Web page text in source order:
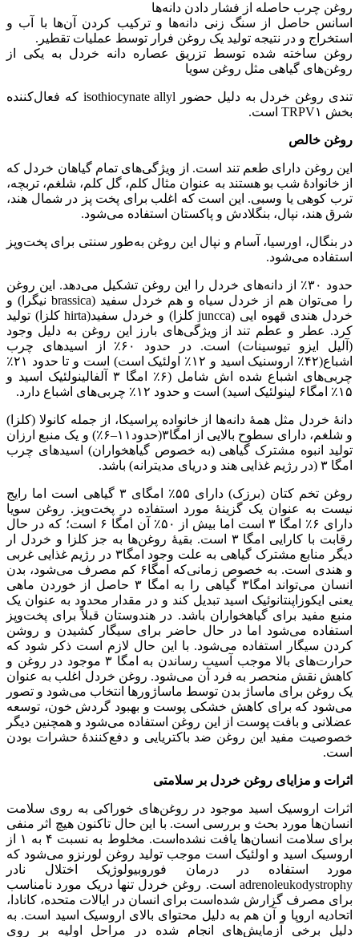
روغن چرب حاصله از فشار دادن دانه‌ها
اسانس حاصل از سنگ زنی دانه‌ها و ترکیب کردن آن‌ها با آب و
استخراج و در نتیجه تولید یک روغن فرار توسط عملیات تقطیر.
روغن ساخته شده توسط تزریق عصاره دانه خردل به یکی از
روغن‌های گیاهی مثل روغن سویا
تندی روغن خردل به دلیل حضور isothiocynate allyl که فعال‌کننده
بخش TRPV۱ است.
روغن خالص
این روغن دارای طعم تند است. از ویژگی‌های تمام گیاهان خردل که
از خانوادهٔ شب بو هستند به عنوان مثال کلم، گل کلم، شلغم، تربچه،
ترب کوهی یا وسبی. این است که اغلب برای پخت پز در شمال هند،
شرق هند، نپال، بنگلادش و پاکستان استفاده می‌شود.
در بنگال، اورسیا، آسام و نپال این روغن به‌طور سنتی برای پخت‌وپز
استفاده می‌شود.
حدود ۳۰٪ از دانه‌های خردل را این روغن تشکیل می‌دهد. این روغن
را می‌توان هم از خردل سیاه و هم خردل سفید (brassica نیگرا) و
خردل هندی قهوه ایی (juncca کلزا) و خردل سفید(hirta کلزا) تولید
کرد. عطر و عطم تند از ویژگی‌های بارز این روغن به دلیل وجود
(آلیل ایزو تیوسینات) است. در حدود ۶۰٪ از اسیدهای چرب
اشباع(۴۲٪ اروسنیک اسید و ۱۲٪ اولئیک است) است و تا حدود ۲۱٪
چربی‌های اشباع شده اش شامل (۶٪ امگا ۳ آلفالینولئیک اسید و
۱۵٪ امگا۶ لینولئیک اسید) است و حدود ۱۲٪ چربی‌های اشباع دارد.
دانهٔ خردل مثل همهٔ دانه‌ها از خانواده پراسیکا، از جمله کانولا (کلزا)
و شلغم، دارای سطوح بالایی از امگا۳(حدود۱۱–۶٪) و یک منبع ارزان
تولید انبوه مشترک گیاهی (به خصوص گیاهخواران) اسیدهای چرب
امگا ۳ (در رژیم غذایی هند و دریای مدیترانه) باشد.
روغن تخم کتان (برزک) دارای ۵۵٪ امگای ۳ گیاهی است اما رایج
نیست به عنوان یک گزینهٔ مورد استفاده در پخت‌وپز. روغن سویا
دارای ۶٪ امگا ۳ است اما بیش از ۵۰٪ آن امگا ۶ است؛ که در حال
رقابت با کارایی امگا ۳ است. بقیهٔ روغن‌ها به جز کلزا و خردل ار
دیگر منابع مشترک گیاهی به علت وجود امگا۳ در رژیم غذایی غربی
و هندی است. به خصوص زمانی‌که امگا۶ کم مصرف می‌شود، بدن
انسان می‌تواند امگا۳ گیاهی را به امگا ۳ حاصل از خوردن ماهی
یعنی ایکوزاپنتانوئیک اسید تبدیل کند و در مقدار محدود به عنوان یک
منبع مفید برای گیاهخواران باشد. در هندوستان قبلاً برای پخت‌وپز
استفاده می‌شود اما در حال حاضر برای سیگار کشیدن و روشن
کردن سیگار استفاده می‌شود. با این حال لازم است ذکر شود که
حرارت‌های بالا موجب آسیب رساندن به امگا ۳ موجود در روغن و
کاهش نقش منحصر به فرد آن می‌شود. روغن خردل اغلب به عنوان
یک روغن برای ماساژ بدن توسط ماساژورها انتخاب می‌شود و تصور
می‌شود که برای کاهش خشکی پوست و بهبود گردش خون، توسعه
عضلانی و بافت پوست از این روغن استفاده می‌شود و همچنین دیگر
خصوصیت مفید این روغن ضد باکتریایی و دفع‌کنندهٔ حشرات بودن
است.
اثرات و مزایای روغن خردل بر سلامتی
اثرات اروسیک اسید موجود در روغن‌های خوراکی به روی سلامت
انسان‌ها مورد بحث و بررسی است. با این حال تاکنون هیچ اثر منفی
برای سلامت انسان‌ها یافت نشده‌است. مخلوط به نسبت ۴ به ۱ از
اروسیک اسید و اولئیک است موجب تولید روغن لورنزو می‌شود که
مورد استفاده در درمان فوروبیولوژیک اختلال نادر
adrenoleukodystrophy است. روغن خردل تنها دریک مورد نامناسب
برای مصرف گزارش شده‌است برای انسان در ایالات متحده، کانادا،
اتحادیه اروپا و آن هم به دلیل محتوای بالای اروسیک اسید است. به
دلیل برخی آزمایش‌های انجام شده در مراحل اولیه بر روی